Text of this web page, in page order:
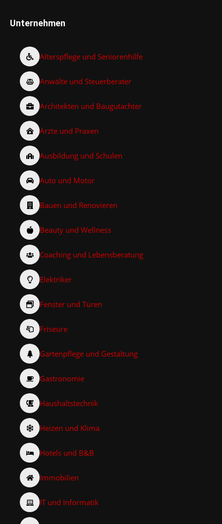
Unternehmen
Alterspflege und Seniorenhilfe
Anwälte und Steuerberater
Architekten und Baugutachter
Ärzte und Praxen
Ausbildung und Schulen
Auto und Motor
Bauen und Renovieren
Beauty und Wellness
Coaching und Lebensberatung
Elektriker
Fenster und Türen
Friseure
Gartenpflege und Gestaltung
Gastronomie
Haushaltstechnik
Heizen und Klima
Hotels und B&B
Immobilien
IT und Informatik